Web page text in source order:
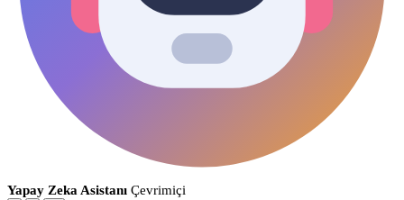
Yapay Zeka Asistanı Çevrimiçi